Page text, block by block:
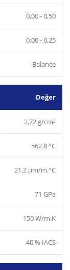
0,00 - 0,50
0,00 - 0,25
Balance
Değer
2,72 g/cm³
562.8 °C
21.2 µm/m.°C
71 GPa
150 W/m.K
40 % IACS